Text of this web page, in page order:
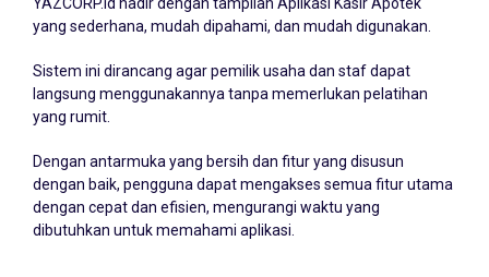
yang sederhana, mudah dipahami, dan mudah digunakan.
Sistem ini dirancang agar pemilik usaha dan staf dapat
langsung menggunakannya tanpa memerlukan pelatihan
yang rumit.
Dengan antarmuka yang bersih dan fitur yang disusun
dengan baik, pengguna dapat mengakses semua fitur utama
dengan cepat dan efisien, mengurangi waktu yang
dibutuhkan untuk memahami aplikasi.